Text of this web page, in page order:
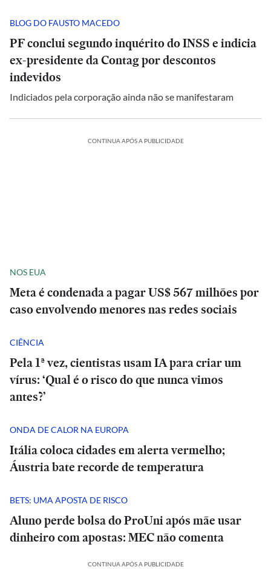
BLOG DO FAUSTO MACEDO
PF conclui segundo inquérito do INSS e indicia
ex-presidente da Contag por descontos
indevidos
Indiciados pela corporação ainda não se manifestaram
CONTINUA APÓS A PUBLICIDADE
NOS EUA
Meta é condenada a pagar US$ 567 milhões por
caso envolvendo menores nas redes sociais
CIÊNCIA
Pela 1ª vez, cientistas usam IA para criar um
vírus: ‘Qual é o risco do que nunca vimos
antes?’
ONDA DE CALOR NA EUROPA
Itália coloca cidades em alerta vermelho;
Áustria bate recorde de temperatura
BETS: UMA APOSTA DE RISCO
Aluno perde bolsa do ProUni após mãe usar
dinheiro com apostas: MEC não comenta
CONTINUA APÓS A PUBLICIDADE